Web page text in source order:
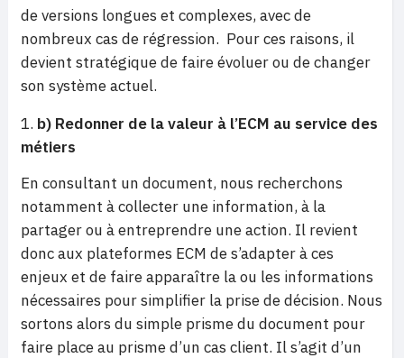
de versions longues et complexes, avec de
nombreux cas de régression. Pour ces raisons, il
devient stratégique de faire évoluer ou de changer
son système actuel.
b) Redonner de la valeur à l’ECM au service des
métiers
En consultant un document, nous recherchons
notamment à collecter une information, à la
partager ou à entreprendre une action. Il revient
donc aux plateformes ECM de s’adapter à ces
enjeux et de faire apparaître la ou les informations
nécessaires pour simplifier la prise de décision. Nous
sortons alors du simple prisme du document pour
faire place au prisme d’un cas client. Il s’agit d’un